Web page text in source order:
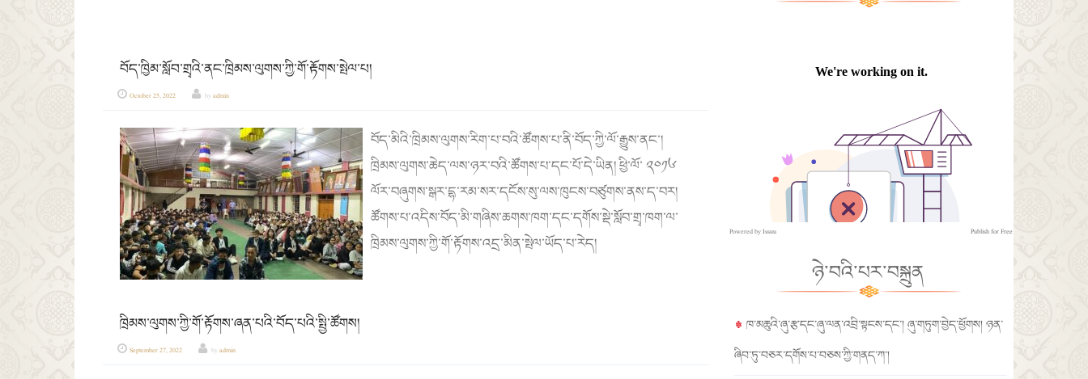
བོད་ཁྱིམ་སློབ་གྲྭའི་ནང་ཁྲིམས་ལུགས་ཀྱི་གོ་རྟོགས་སྤེལ་པ།
October 25, 2022 by admin
བོད་མིའི་ཁྲིམས་ལུགས་རིག་པ་བའི་ཚོགས་པ་ནི་བོད་ཀྱི་ལོ་རྒྱུས་ནང་།
ཁྲིམས་ལུགས་ཆེད་ལས་ཉར་བའི་ཚོགས་པ་དང་པོ་དེ་ཡིན། ཕྱི་ལོ་ ༢༠༡༦
ལོར་བཞུགས་སྒར་དྷ་རམ་སར་དངོས་སུ་ལས་ཁུངས་བཙུགས་ནས་ད་བར།
ཚོགས་པ་འདིས་བོད་མི་གཞིས་ཆགས་ཁག་དང་དགོས་སྡེ་སློབ་གྲྭ་ཁག་ལ་
ཁྲིམས་ལུགས་ཀྱི་གོ་རྟོགས་འདྲ་མིན་སྤེལ་ཡོད་པ་རེད།
ཁྲིམས་ལུགས་ཀྱི་གོ་རྟོགས་ཞན་པའི་བོད་པའི་སྤྱི་ཚོགས།
September 27, 2022 by admin
Powered byIssuu Publish for Free
ཉེ་བའི་པར་བསྐྲུན
ཁ་མཆུའི་ཞུ་རྩ་དང་ཞུ་ལན་འབྲི་སྟངས་དང་། ཞུ་གཏུག་བྱེད་ཕྱོགས། ཉན་
ཞིབ་ཏུ་བཅར་དགོས་པ་བཅས་ཀྱི་གནད་ཀ་།